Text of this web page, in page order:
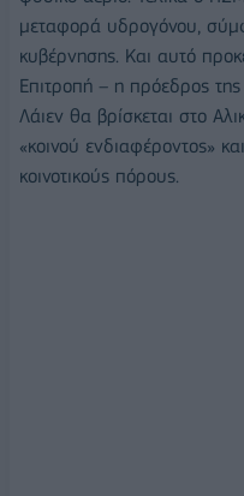
μεταφορά υδρογόνου,
κυβέρνησης. Και αυτό
Επιτροπή – η πρόεδρος
Λάιεν θα βρίσκεται στο
«κοινού ενδιαφέροντος»
κοινοτικούς πόρους.